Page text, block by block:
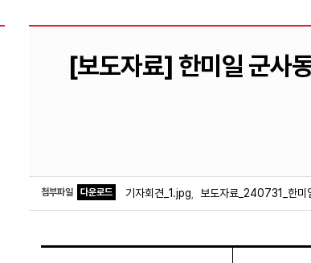
[보도자료] 한미일 군사
첨부파일 다운로드 기자회견_1.jpg 보도자료_240731_한미